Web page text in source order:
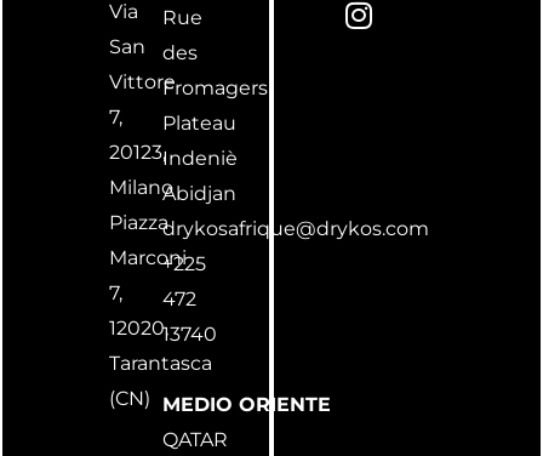
Via
San
Vittore
7,
20123,
Milano
Piazza
Marconi
7,
12020,
Tarantasca
(CN)
Rue
des
Fromagers
Plateau
Indeniè
Abidjan
drykosafrique@drykos.com
+225
472
13740
MEDIO ORIENTE
QATAR
d
o
g